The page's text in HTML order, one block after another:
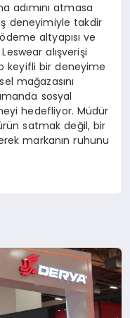
adımını atmasa
deneyimiyle takdir
altyapısı ve
alışverişi
keyifli bir deneyime
mağazasını
sosyal
hedefliyor. Müdür
satmak değil, bir
markanın ruhunu